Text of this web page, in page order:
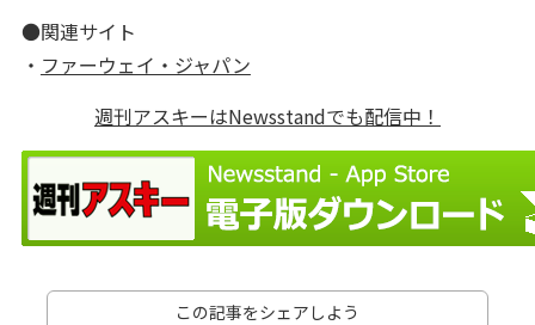
●関連サイト
・ ファーウェイ・ジャパン
週刊アスキーはNewsstandでも配信中！
この記事をシェアしよう